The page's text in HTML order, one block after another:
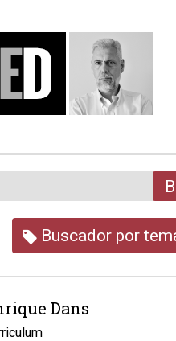
Buscador por
Dans